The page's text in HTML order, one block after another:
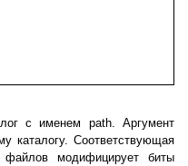
с именем path. Аргумент
каталогу. Соответствующая
модифицирует биты